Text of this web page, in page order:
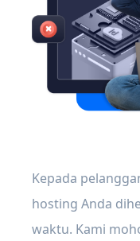
Kepada
hosting Anda
waktu. Kami